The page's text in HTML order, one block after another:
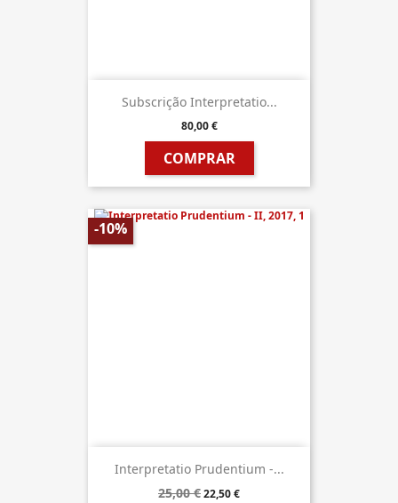
Subscrição Interpretatio...
80,00 €
COMPRAR
Interpretatio Prudentium -...
25,00 €22,50 €
-10%